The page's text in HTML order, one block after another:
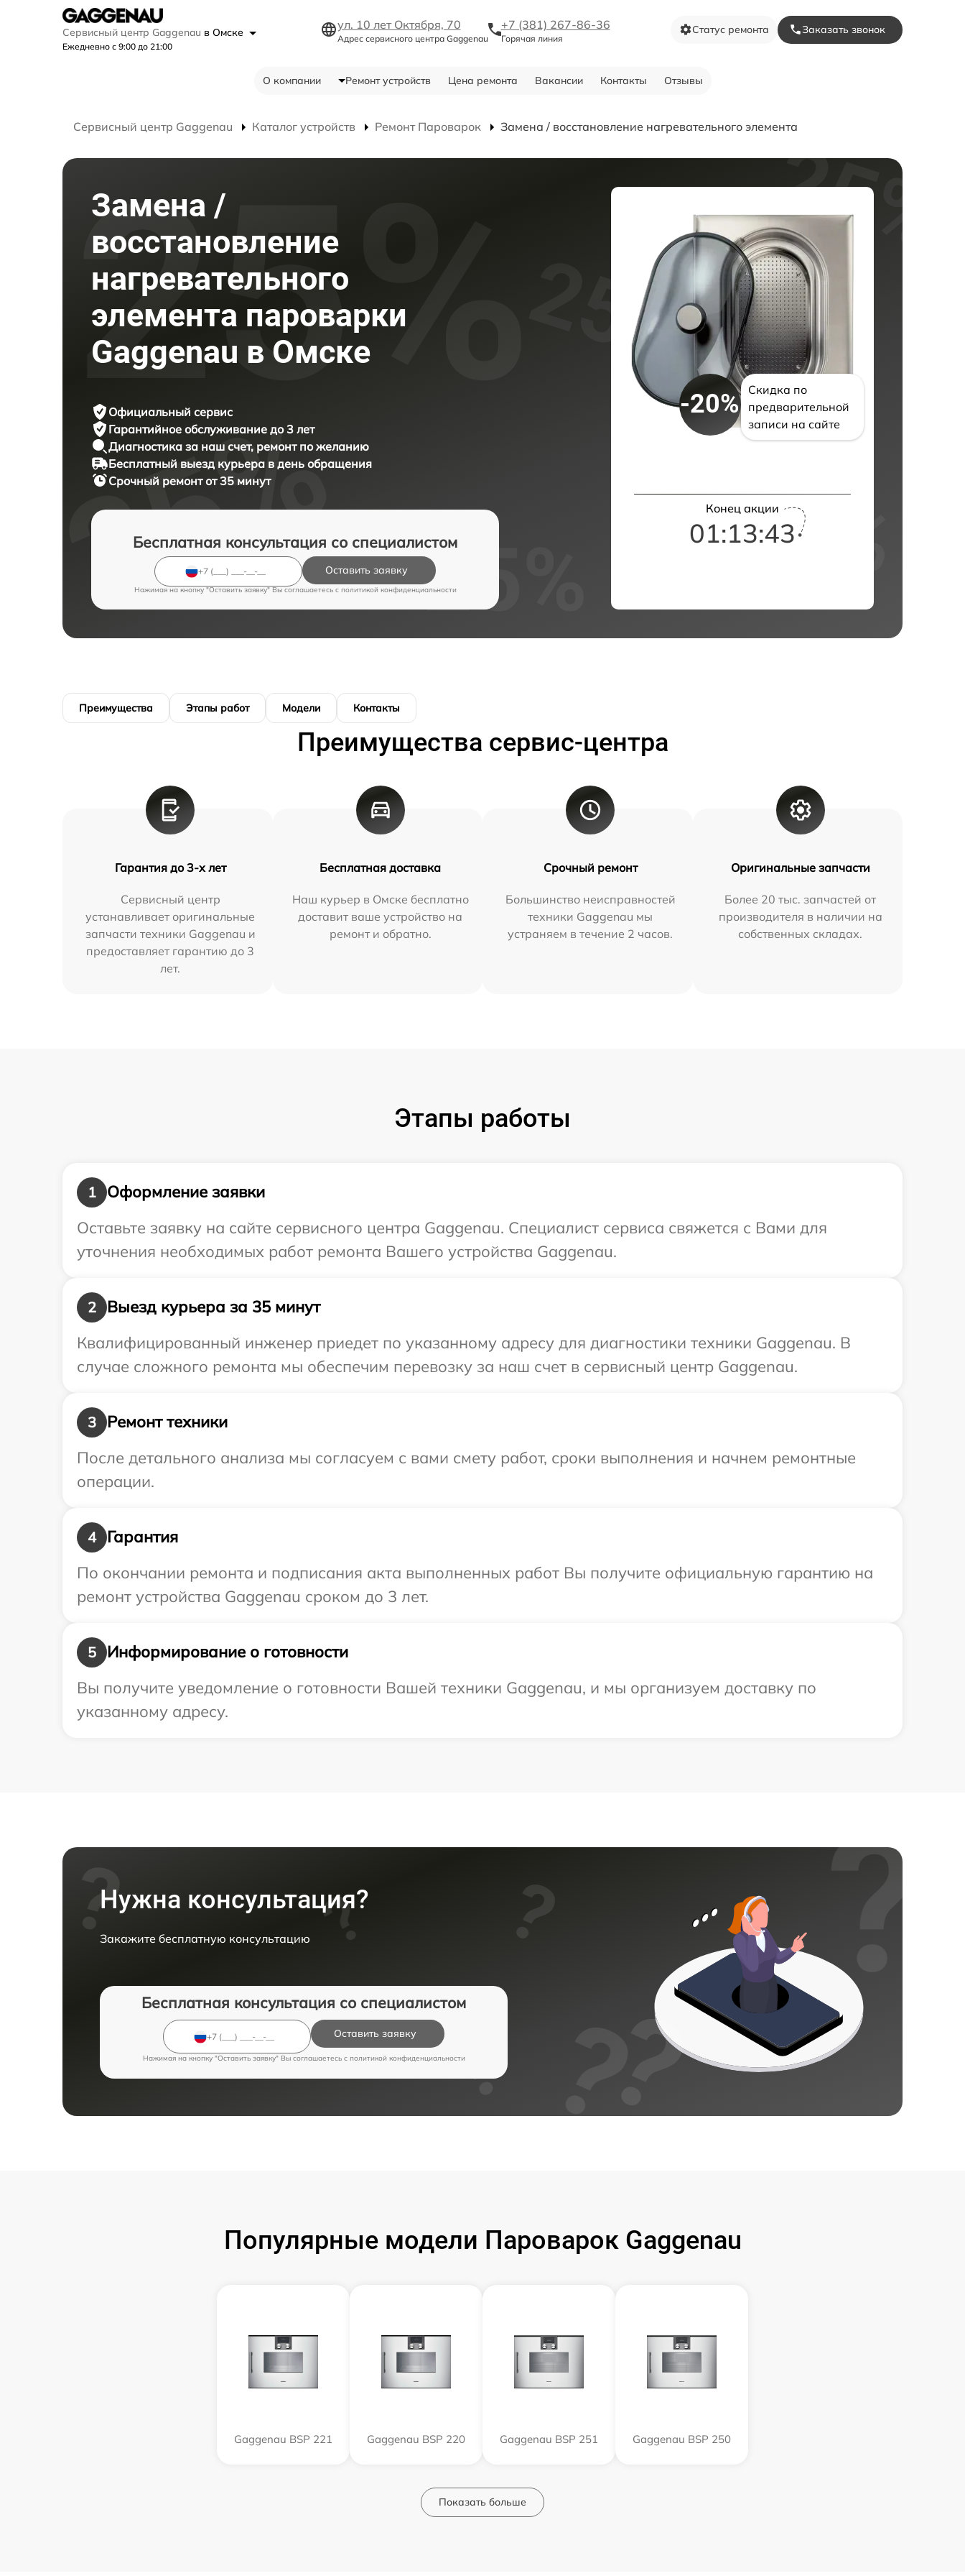
Сервисный центр Gaggenau в Омске
Ежедневно с 9:00 до 21:00
ул. 10 лет Октября, 70
Адрес сервисного центра Gaggenau
+7 (381) 267-86-36
Горячая линия
Статус ремонта Заказать звонок
О компании Ремонт устройств Цена ремонта Вакансии Контакты Отзывы
Сервисный центр Gaggenau Каталог устройств Ремонт Пароварок Замена / восстановление нагревательного элемента
Замена /
восстановление
нагревательного
элемента пароварки
Gaggenau в Омске
Официальный сервис
Гарантийное обслуживание до 3 лет
Диагностика за наш счет, ремонт по желанию
Бесплатный выезд курьера в день обращения
Срочный ремонтот 35 минут
Бесплатная консультация со специалистом
Оставить заявку
Нажимая на кнопку "Оставить заявку" Вы соглашаетесь c политикой конфиденциальности
-20%
Скидка по
предварительной
записи на сайте
Конец акции
01:13:42
Преимущества Этапы работ Модели Контакты
Преимущества сервис-центра
Гарантия до 3-х лет
Сервисный центр
устанавливает оригинальные
запчасти техники Gaggenau и
предоставляет гарантию до 3
лет.
Бесплатная доставка
Наш курьер в Омске бесплатно
доставит ваше устройство на
ремонт и обратно.
Срочный ремонт
Большинство неисправностей
техники Gaggenau мы
устраняем в течение 2 часов.
Оригинальные запчасти
Более 20 тыс. запчастей от
производителя в наличии на
собственных складах.
Этапы работы
1
Оформление заявки
Оставьте заявку на сайте сервисного центра Gaggenau. Специалист сервиса свяжется с Вами для
уточнения необходимых работ ремонта Вашего устройства Gaggenau.
2
Выезд курьера за 35 минут
Квалифицированный инженер приедет по указанному адресу для диагностики техники Gaggenau. В
случае сложного ремонта мы обеспечим перевозку за наш счет в сервисный центр Gaggenau.
3
Ремонт техники
После детального анализа мы согласуем с вами смету работ, сроки выполнения и начнем ремонтные
операции.
4
Гарантия
По окончании ремонта и подписания акта выполненных работ Вы получите официальную гарантию на
ремонт устройства Gaggenau сроком до 3 лет.
5
Информирование о готовности
Вы получите уведомление о готовности Вашей техники Gaggenau, и мы организуем доставку по
указанному адресу.
Нужна консультация?
Закажите бесплатную консультацию
Бесплатная консультация со специалистом
Оставить заявку
Нажимая на кнопку "Оставить заявку" Вы соглашаетесь c политикой конфиденциальности
Популярные модели Пароварок Gaggenau
Gaggenau BSP 221 Gaggenau BSP 220 Gaggenau BSP 251 Gaggenau BSP 250
Показать больше